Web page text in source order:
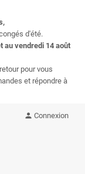
d'été.
au vendredi 14 août
pour vous
et répondre à
person Connexion